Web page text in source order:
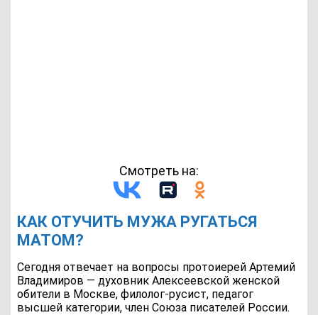
Смотреть на:
КАК ОТУЧИТЬ МУЖА РУГАТЬСЯ
МАТОМ?
Сегодня отвечает на вопросы протоиерей Артемий
Владимиров — духовник Алексеевской женской
обители в Москве, филолог-русист, педагог
высшей категории, член Союза писателей России.